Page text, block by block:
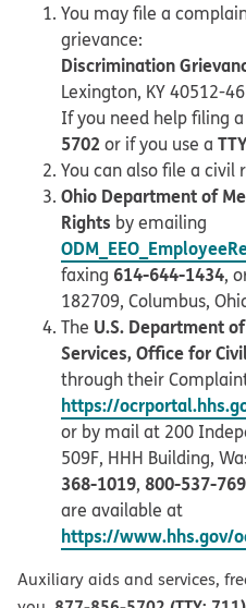
You may file a
grievance:
Discrimination
Lexington, KY 40512-
If you need help filing
5702 or if you use a TTY
You can also file a
Ohio Department of
Rights by emailing
faxing 614-644-1434,
182709, Columbus,
The U.S. Department
Services, Office for
through their
https://
or by mail at 200
509F, HHH Building,
368-1019, 800-537-
are available at
https://www.hhs.gov/
Auxiliary aids and services,